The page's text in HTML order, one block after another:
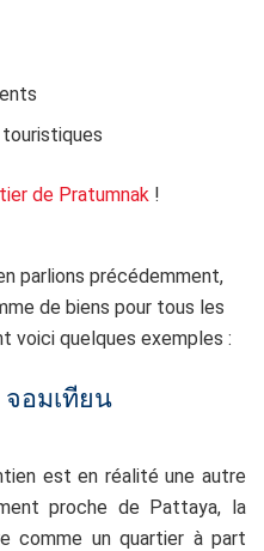
de Pratumnak !
parlions précédemment,
de biens pour tous les
voici quelques exemples :
จอมเทียน
est en réalité une autre
proche de Pattaya, la
comme un quartier à part